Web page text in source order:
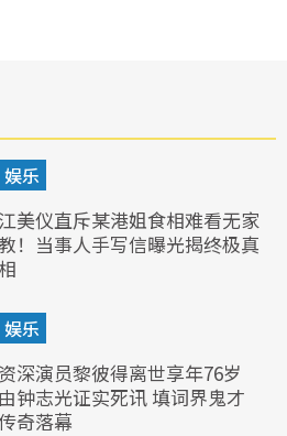
娱乐
江美仪直斥某港姐食相难看无家
教！当事人手写信曝光揭终极真
相
娱乐
资深演员黎彼得离世享年76岁
由钟志光证实死讯 填词界鬼才
奇落幕